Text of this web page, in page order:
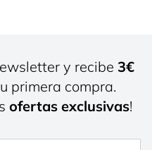
y recibe 3€
primera compra.
ofertas exclusivas!